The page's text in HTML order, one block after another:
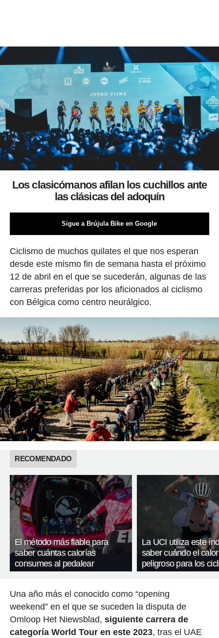
Los clasicómanos afilan los cuchillos ante
las clásicas del adoquín
Sigue a Brújula Bike en Google
Ciclismo de muchos quilates el que nos esperan
desde este mismo fin de semana hasta el próximo
12 de abril en el que se sucederán, algunas de las
carreras preferidas por los aficionados al ciclismo
con Bélgica como centro neurálgico.
RECOMENDADO
El método más fiable para
saber cuántas calorías
consumes al pedalear
La UCI utiliza este
saber cuándo el
peligroso para los
Una año más el conocido como “opening
weekend” en el que se suceden la disputa de
Omloop Het Niewsblad, siguiente carrera de
categoría World Tour en este 2023, tras el UAE